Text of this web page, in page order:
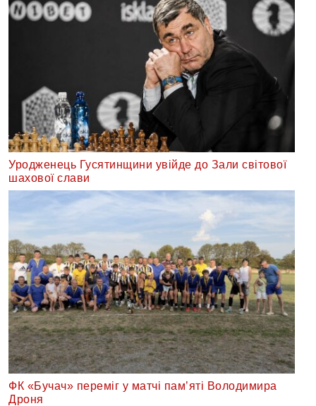
Уродженець Гусятинщини увійде до Зали світової
шахової слави
ФК «Бучач» переміг у матчі пам’яті Володимира
Дроня